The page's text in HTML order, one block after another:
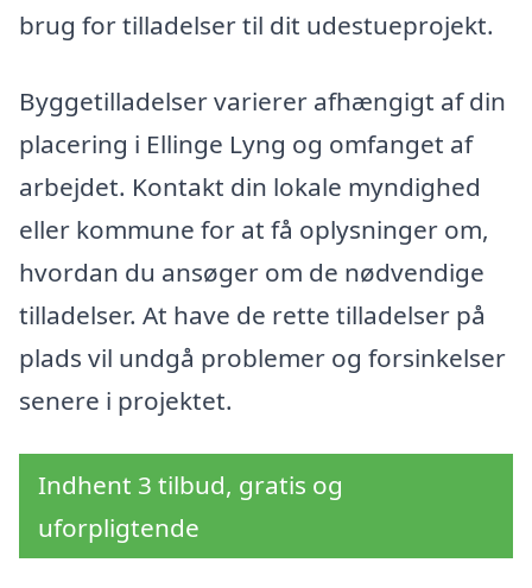
brug for tilladelser til dit udestueprojekt.
Byggetilladelser varierer afhængigt af din
placering i Ellinge Lyng og omfanget af
arbejdet. Kontakt din lokale myndighed
eller kommune for at få oplysninger om,
hvordan du ansøger om de nødvendige
tilladelser. At have de rette tilladelser på
plads vil undgå problemer og forsinkelser
senere i projektet.
Indhent 3 tilbud, gratis og
uforpligtende